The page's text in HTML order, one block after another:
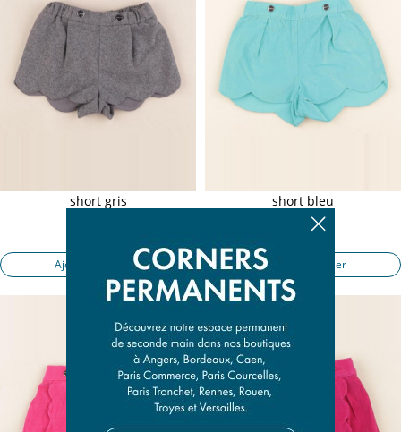
short gris
Ajouter au panier
short bleu
6 mois
Ajouter au panier